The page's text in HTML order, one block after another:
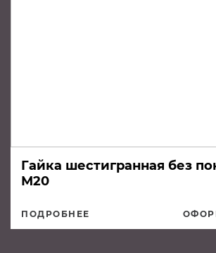
Гайка шестигранная без
М20
ПОДРОБНЕЕ